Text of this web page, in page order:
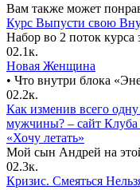
Вам также может
Курс Выпусти свою
Набор во 2 поток курса
02.1к.
Новая Женщина
• Что внутри блока
02.2к.
Как изменив всего
мужчины? – сайт
«Хочу летать»
Мой сын Андрей на
02.3к.
Кризис. Смеяться